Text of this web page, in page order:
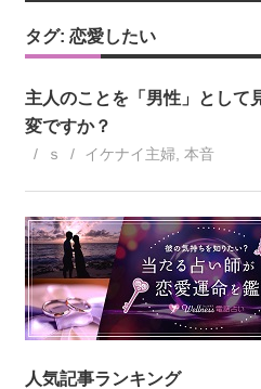
タグ: 恋愛したい
主人のことを「男性」として
変ですか？
ｓ イケナイ主婦, 本音
人気記事ランキング